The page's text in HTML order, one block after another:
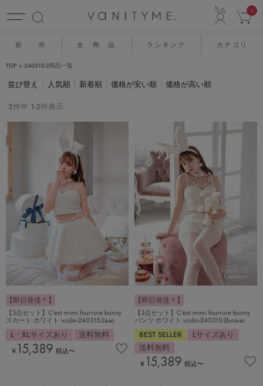
0
新 作 全 商 品 ランキング カテゴリ
TOP 240315-2商品一覧
並び替え 人気順 新着順 価格が安い順
価格が高い順
2件中 1-2件表示
【即日発送＊】
【3点セット】C'est mimi fourrure bunny
スカート ホワイト vcsbn-240315-2a-ac
L・XLサイズあり 送料無料
¥ 15,389 税込〜
【即日発送＊】
【3点セット】C'est mimi fourrure bunny
パンツ ホワイト vcsbn-240315-2b-na-ac
BEST SELLER
Lサイズあり
送料無料
¥ 15,389 税込〜